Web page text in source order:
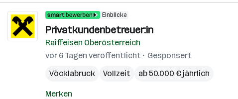
Einblicke
Privatkundenbetreuer:in
Raiffeisen Oberösterreich
vor 6 Tagen veröffentlicht
Gesponsert
Vöcklabruck
Vollzeit ab 50.000 € jährlich
Merken